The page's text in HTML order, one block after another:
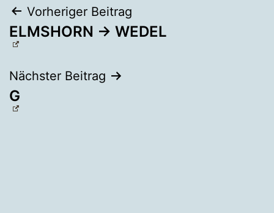
Beitragsnavigation
Vorheriger Beitrag
ELMSHORN → WEDEL
Nächster Beitrag
G